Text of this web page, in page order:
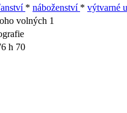
* náboženství * výtvarné
volných 1
h 70